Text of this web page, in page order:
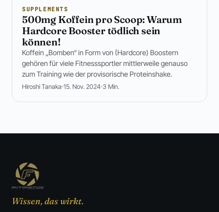
SUPPLEMENTS
500mg Koffein pro Scoop: Warum
Hardcore Booster tödlich sein
können!
Koffein „Bomben“ in Form von (Hardcore) Boostern
gehören für viele Fitnesssportler mittlerweile genauso
zum Training wie der provisorische Proteinshake.
Hiroshi Tanaka 15. Nov. 2024 3 Min.
Wissen, das wirkt.